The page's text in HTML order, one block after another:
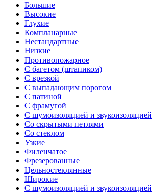
Большие
Высокие
Глухие
Компланарные
Нестандартные
Низкие
Противопожарное
С багетом (штапиком)
С врезкой
С выпадающим порогом
С патиной
С фрамугой
С шумоизоляцией и звукоизоляцией
Со скрытыми петлями
Со стеклом
Узкие
Филенчатое
Фрезерованные
Цельностеклянные
Широкие
С шумоизоляцией и звукоизоляцией